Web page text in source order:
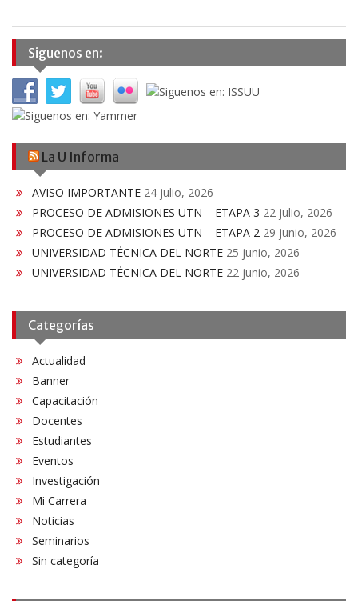
Siguenos en:
La U Informa
AVISO IMPORTANTE 24 julio, 2026
PROCESO DE ADMISIONES UTN – ETAPA 3 22 julio, 2026
PROCESO DE ADMISIONES UTN – ETAPA 2 29 junio, 2026
UNIVERSIDAD TÉCNICA DEL NORTE 25 junio, 2026
UNIVERSIDAD TÉCNICA DEL NORTE 22 junio, 2026
Categorías
Actualidad
Banner
Capacitación
Docentes
Estudiantes
Eventos
Investigación
Mi Carrera
Noticias
Seminarios
Sin categoría